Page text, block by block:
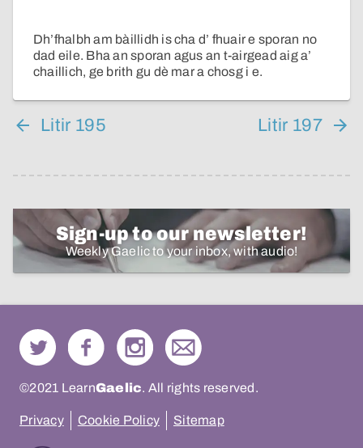
Dh’fhalbh am bàillidh is cha d’ fhuair e sporan no
dad eile. Bha an sporan agus an t-airgead aig a’
chaillich, ge brith gu dè mar a chosg i e.
Litir 195 Litir 197
Sign-up to our newsletter!
Weekly Gaelic to your inbox, with audio!
©2021 LearnGaelic. All rights reserved.
Privacy Cookie Policy Sitemap